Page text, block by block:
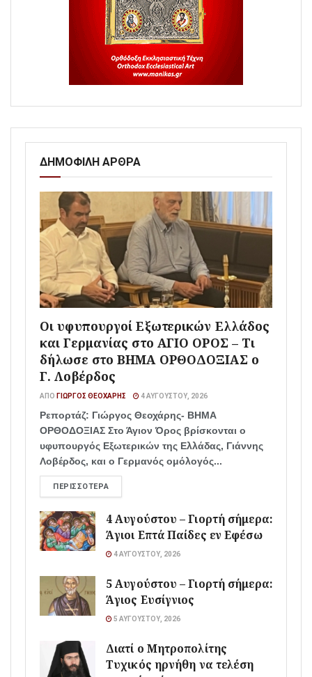
ΔΗΜΟΦΙΛΗ ΑΡΘΡΑ
Οι υφυπουργοί Εξωτερικών Ελλάδος
και Γερμανίας στο ΑΓΙΟ ΟΡΟΣ – Τι
δήλωσε στο ΒΗΜΑ ΟΡΘΟΔΟΞΙΑΣ ο
Γ. Λοβέρδος
ΑΠΌ ΓΙΏΡΓΟΣ ΘΕΟΧΆΡΗΣ 4 ΑΥΓΟΎΣΤΟΥ, 2026
Ρεπορτάζ: Γιώργος Θεοχάρης- ΒΗΜΑ
ΟΡΘΟΔΟΞΙΑΣ Στο Άγιον Όρος βρίσκονται ο
υφυπουργός Εξωτερικών της Ελλάδας, Γιάννης
Λοβέρδος, και ο Γερμανός ομόλογός...
ΠΕΡΙΣΣΌΤΕΡΑ
4 Αυγούστου – Γιορτή σήμερα:
Άγιοι Επτά Παίδες εν Εφέσω
4 ΑΥΓΟΎΣΤΟΥ, 2026
5 Αυγούστου – Γιορτή σήμερα:
Άγιος Ευσίγνιος
5 ΑΥΓΟΎΣΤΟΥ, 2026
Διατί ο Μητροπολίτης
Τυχικός ηρνήθη να τελέση